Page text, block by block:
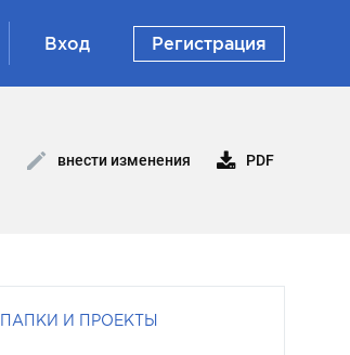
Вход Регистрация
внести изменения PDF
ПАПКИ И ПРОЕКТЫ